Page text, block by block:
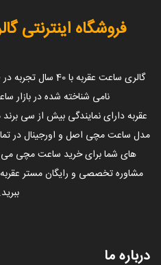
فروشگاه اینترنتی
گالری ساعت عقربه
نامی شناخته شده در بازار
مدل ساعت مچی اصل و اورجینال در
های شما برای خرید ساعت مچی می
مشاوره تخصصی و رایگان مستر
ببرید.
درباره ما